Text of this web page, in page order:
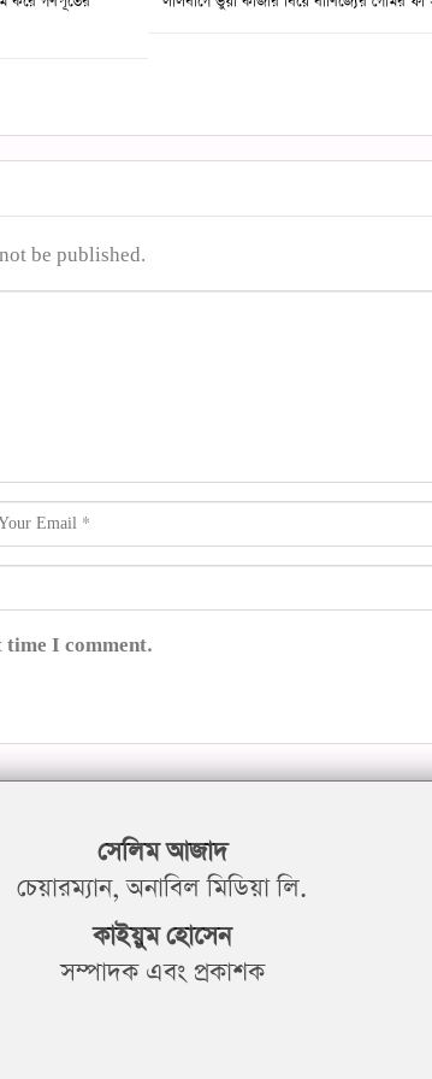
be published.
time I comment.
সেলিম আজাদ
চেয়ারম্যান, অনাবিল মিডিয়া লি.
কাইয়ুম হোসেন
সম্পাদক এবং প্রকাশক